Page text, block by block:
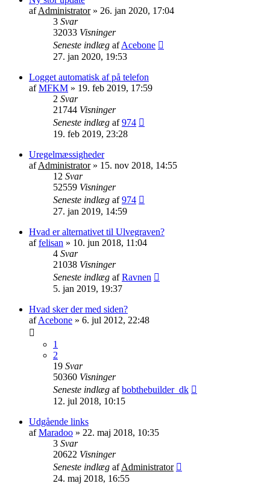
afAdministrator» 26. jan 2020, 17:04
3 Svar
32033 Visninger
Seneste indlæg afAcebone
27. jan 2020, 19:53
Logget automatisk af på telefon
afMFKM » 19. feb 2019, 17:59
2 Svar
21744 Visninger
Seneste indlæg af974
19. feb 2019, 23:28
Uregelmæssigheder
afAdministrator» 15. nov 2018, 14:55
12 Svar
52559 Visninger
Seneste indlæg af974
27. jan 2019, 14:59
Hvad er alternativet til Ulvegraven?
affelisan » 10. jun 2018, 11:04
4 Svar
21038 Visninger
Seneste indlæg afRavnen
5. jan 2019, 19:37
Hvad sker der med siden?
afAcebone » 6. jul 2012, 22:48
1
2
19 Svar
50360 Visninger
Seneste indlæg afbobthebuilder_dk
12. jul 2018, 10:15
Udgående links
afMaradoo » 22. maj 2018, 10:35
3 Svar
20622 Visninger
Seneste indlæg afAdministrator
24. maj 2018, 16:55